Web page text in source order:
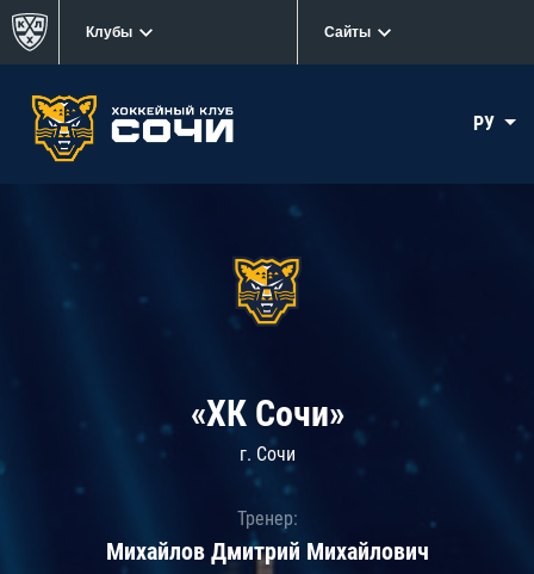
Клубы Сайты
РУ
«ХК Сочи»
г. Сочи
Тренер:
Михайлов Дмитрий Михайлович